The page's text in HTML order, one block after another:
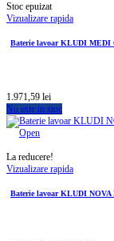
Stoc epuizat
Vizualizare rapida
Baterie lavoar KLUDI MEDI
1.971,59 lei
Nu este in stoc
La reducere!
Vizualizare rapida
Baterie lavoar KLUDI NOVA